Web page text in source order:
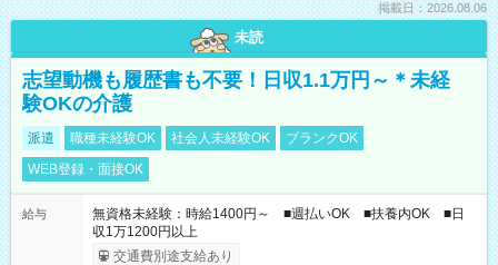
掲載日：2026.08.06
未読
志望動機も履歴書も不要！日収1.1万円～＊未経
験OKの介護
派遣 職種未経験OK 社会人未経験OK
ブランクOK
WEB登録・面接OK
給与
無資格未経験：時給1400円～ ■週払いOK ■扶養内OK ■日
収1万1200円以上
交通費別途支給あり